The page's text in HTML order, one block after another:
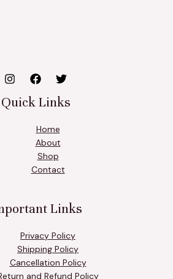
Quick Links
Home
About
Shop
Contact
Links
Privacy Policy
Shipping Policy
Cancellation Policy
and Refund Policy